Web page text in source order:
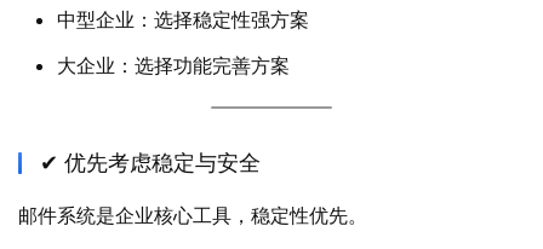
中型企业：选择稳定性强方案
大企业：选择功能完善方案
✔ 优先考虑稳定与安全
邮件系统是企业核心工具，稳定性优先。